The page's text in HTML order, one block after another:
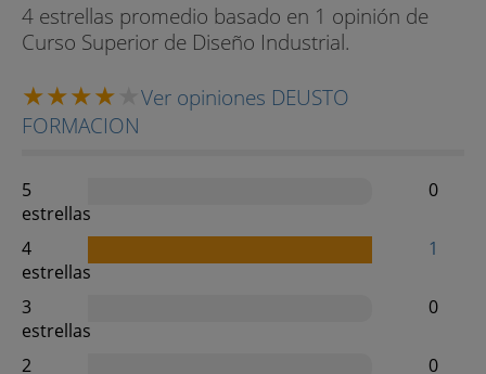
4 estrellas promedio basado en 1 opinión de
Curso Superior de Diseño Industrial.
Ver opiniones DEUSTO
FORMACION
5
estrellas
0
4
estrellas
1
3
estrellas
0
2
0